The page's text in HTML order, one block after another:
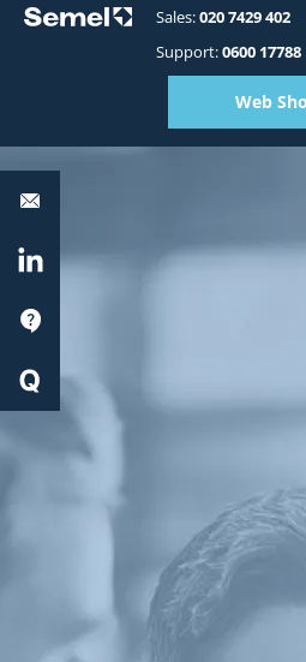
Sales:020 7429 402
Support:0600 17788
Web
LinkedIn
Start